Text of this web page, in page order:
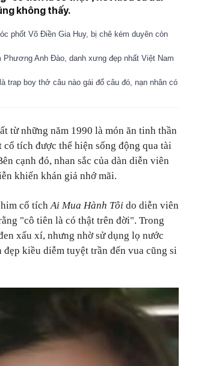
không thấy.
phốt Võ Điền Gia Huy, bị chê kém duyên còn
Anh Đào, danh xưng đẹp nhất Việt Nam
trap boy thở câu nào gái đổ câu đó, nạn nhân có
từ những năm 1990 là món ăn tinh thần
tích được thể hiện sống động qua tài
cạnh đó, nhan sắc của dàn diễn viên
khiến khán giả nhớ mãi.
cổ tíchAi Mua Hành Tôi do diễn viên
"cô tiên là có thật trên đời". Trong
xấu xí, nhưng nhờ sử dụng lọ nước
kiều diễm tuyệt trần đến vua cũng si